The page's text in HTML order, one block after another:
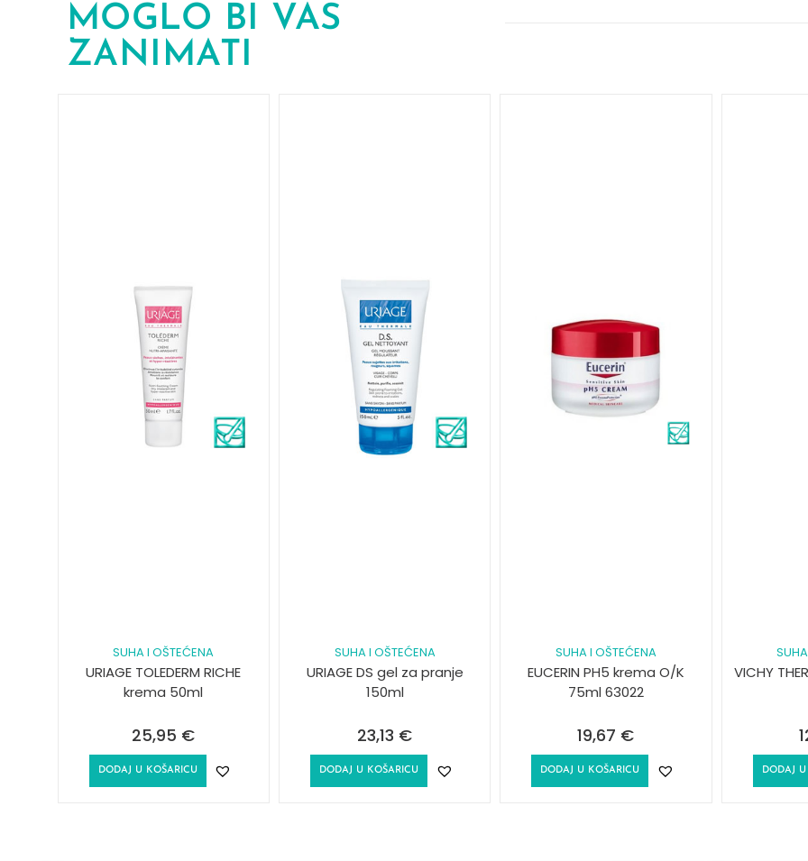
MOGLO BI VAS
ZANIMATI
SUHA I OŠTEĆENA
URIAGE TOLEDERM RICHE
krema 50ml
25,95 €
DODAJ U KOŠARICU
SUHA I OŠTEĆENA
URIAGE DS gel za pranje
150ml
23,13 €
DODAJ U KOŠARICU
SUHA I OŠTEĆENA
EUCERIN PH5 krema O/K
75ml 63022
19,67 €
DODAJ U KOŠARICU
VICHY
DODAJ